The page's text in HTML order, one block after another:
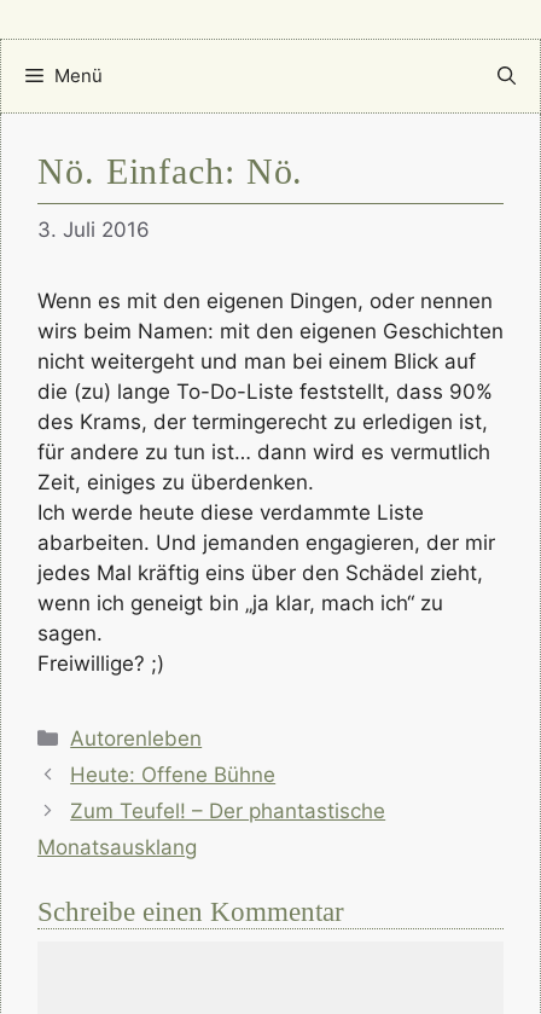
Menü
Nö. Einfach: Nö.
3. Juli 2016
Wenn es mit den eigenen Dingen, oder nennen
wirs beim Namen: mit den eigenen Geschichten
nicht weitergeht und man bei einem Blick auf
die (zu) lange To-Do-Liste feststellt, dass 90%
des Krams, der termingerecht zu erledigen ist,
für andere zu tun ist… dann wird es vermutlich
Zeit, einiges zu überdenken.
Ich werde heute diese verdammte Liste
abarbeiten. Und jemanden engagieren, der mir
jedes Mal kräftig eins über den Schädel zieht,
wenn ich geneigt bin „ja klar, mach ich“ zu
sagen.
Freiwillige? ;)
Kategorien
Autorenleben
Heute: Offene Bühne
Zum Teufel! – Der phantastische
Monatsausklang
Schreibe einen Kommentar